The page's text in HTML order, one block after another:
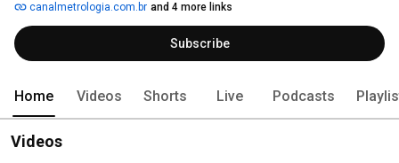
canalmetrologia.com.br and 4 more links
Subscribe
Home Videos Shorts Live Podcasts
Videos